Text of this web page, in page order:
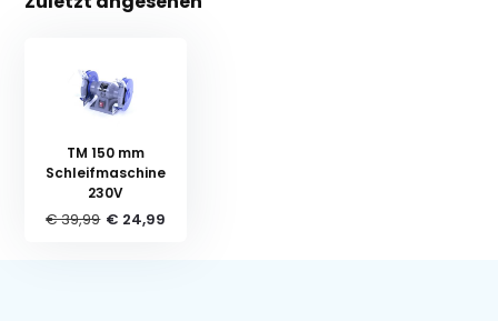
TM 150 mm
Schleifmaschine
230V
€ 39,99 € 24,99